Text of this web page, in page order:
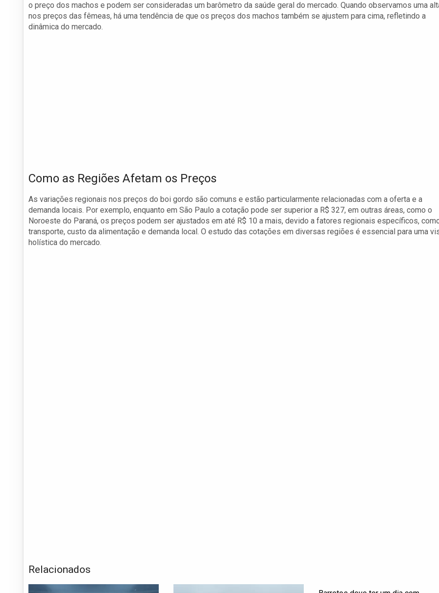
o preço dos machos e podem ser consideradas um barômetro da saúde geral do mercado. Quando observamos uma
nos preços das fêmeas, há uma tendência de que os preços dos machos também se ajustem para cima, refletindo a
dinâmica do mercado.
Como as Regiões Afetam os Preços
As variações regionais nos preços do boi gordo são comuns e estão particularmente relacionadas com a oferta e a
demanda locais. Por exemplo, enquanto em São Paulo a cotação pode ser superior a R$ 327, em outras áreas, como o
Noroeste do Paraná, os preços podem ser ajustados em até R$ 10 a mais, devido a fatores regionais específicos,
transporte, custo da alimentação e demanda local. O estudo das cotações em diversas regiões é essencial para uma
holística do mercado.
Relacionados